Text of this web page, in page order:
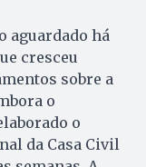
aguardado há
cresceu
sobre a
o
o
da Casa Civil